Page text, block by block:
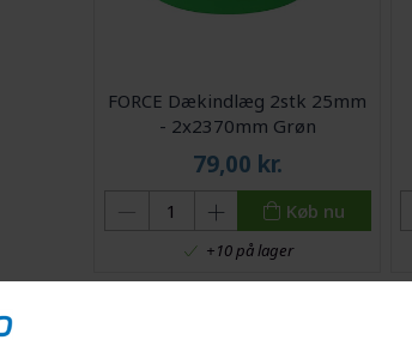
FORCE Dækindlæg 2stk 25mm
- 2x2370mm Grøn
79,00 kr.
Køb nu
+10 på lager